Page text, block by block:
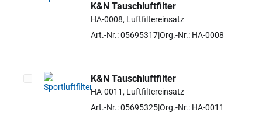
Artikel auswählen
K&N Tauschluftfilter
HA-0008, Luftfiltereinsatz
Art.-Nr.: 05695317Org.-Nr.: HA-0008
Artikel auswählen
K&N Tauschluftfilter
HA-0011, Luftfiltereinsatz
Art.-Nr.: 05695325Org.-Nr.: HA-0011